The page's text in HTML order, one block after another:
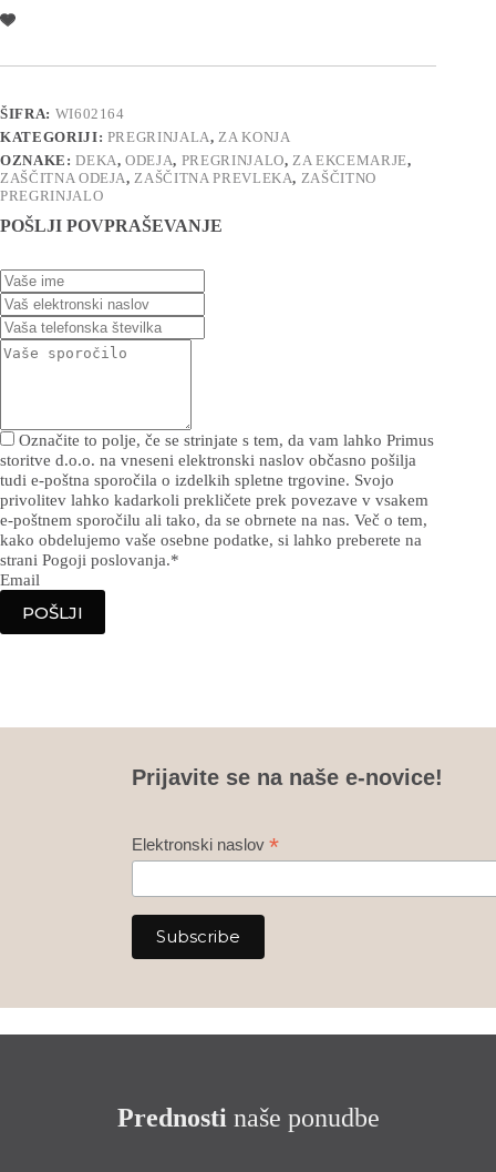
ŠIFRA: WI602164
KATEGORIJI: PREGRINJALA,ZA KONJA
OZNAKE:DEKA,ODEJA, PREGRINJALO,ZA EKCEMARJE,
ZAŠČITNA ODEJA,ZAŠČITNA PREVLEKA, ZAŠČITNO
PREGRINJALO
POŠLJI POVPRAŠEVANJE
Označite to polje, če se strinjate s tem, da vam lahko Primus
storitve d.o.o. na vneseni elektronski naslov občasno pošilja
tudi e-poštna sporočila o izdelkih spletne trgovine. Svojo
privolitev lahko kadarkoli prekličete prek povezave v vsakem
e-poštnem sporočilu ali tako, da se obrnete na nas. Več o tem,
kako obdelujemo vaše osebne podatke, si lahko preberete na
strani Pogoji poslovanja.*
Email
POŠLJI
Prijavite se na naše e-novice!
Elektronski naslov *
Prednosti naše ponudbe